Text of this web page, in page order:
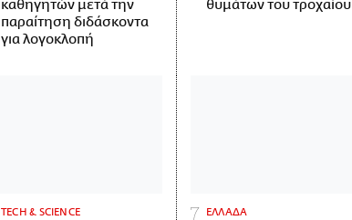
καθηγητών μετά την
παραίτηση διδάσκοντα
για λογοκλοπή
θυμάτων του τροχαίου
ΤECH & SCIENCE ΕΛΛΑΔΑ